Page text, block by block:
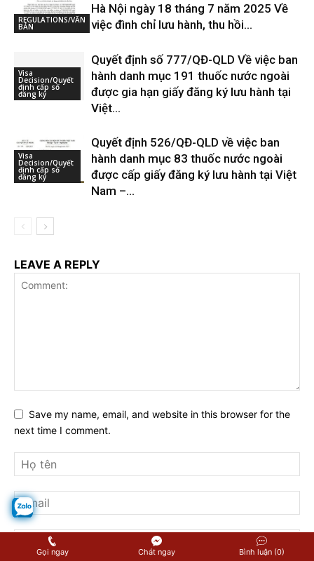
REGULATIONS/VĂN
BẢN
Hà Nội ngày 18 tháng 7 năm 2025 Về
việc đình chỉ lưu hành, thu hồi...
Visa
Decision/Quyết
định cấp số
đăng ký
Quyết định số 777/QĐ-QLD Về việc ban
hành danh mục 191 thuốc nước ngoài
được gia hạn giấy đăng ký lưu hành tại
Việt...
Visa
Decision/Quyết
định cấp số
đăng ký
Quyết định 526/QĐ-QLD về việc ban
hành danh mục 83 thuốc nước ngoài
được cấp giấy đăng ký lưu hành tại Việt
Nam –...
LEAVE A REPLY
Save my name, email, and website in this browser for the
next time I comment.
Gọi ngay Chát ngay Bình luận (0)